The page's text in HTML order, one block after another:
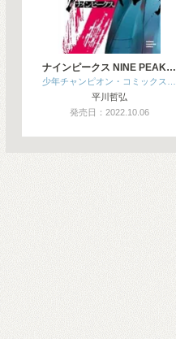
ナインピークス NINE PEAK…
少年チャンピオン・コミックス…
平川哲弘
発売日：2022.10.06